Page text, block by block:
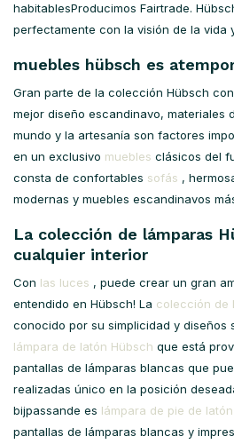
habitablesProducimos Fairtrade.
perfectamente con la visión de la vida
muebles hübsch es
Gran parte de la colección Hübsch
mejor diseño escandinavo, materiales
mundo y la artesanía son factores
en un exclusivo muebles clásicos del
consta de confortables sofás ,
modernas y muebles escandinavos
La colección de lámparas
cualquier interior
Con las luces , puede crear un gran
entendido en Hübsch! La colección de
conocido por su simplicidad y diseños
lámpara de latón Hübsch que está
pantallas de lámparas blancas que
realizadas único en la posición
bijpassande es lámpara de pie de
pantallas de lámparas blancas y